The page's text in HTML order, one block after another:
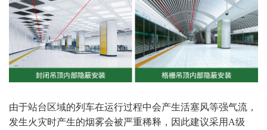
由于站台区域的列车在运行过程中会产生活塞风等强气流，
发生火灾时产生的烟雾会被严重稀释，因此建议采用A级